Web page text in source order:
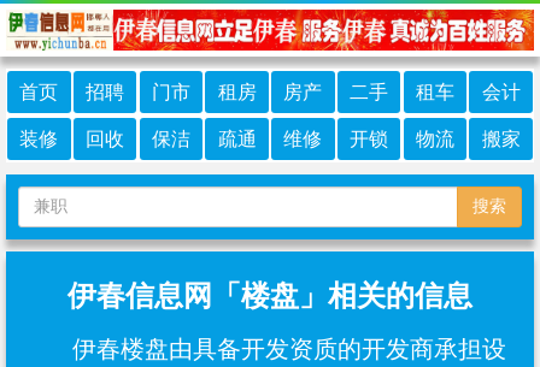
首页 招聘 门市 租房 房产 二手 租车 会计
装修 回收 保洁 疏通 维修 开锁 物流 搬家
搜索
伊春信息网「楼盘」相关的信息
伊春楼盘由具备开发资质的开发商承担设